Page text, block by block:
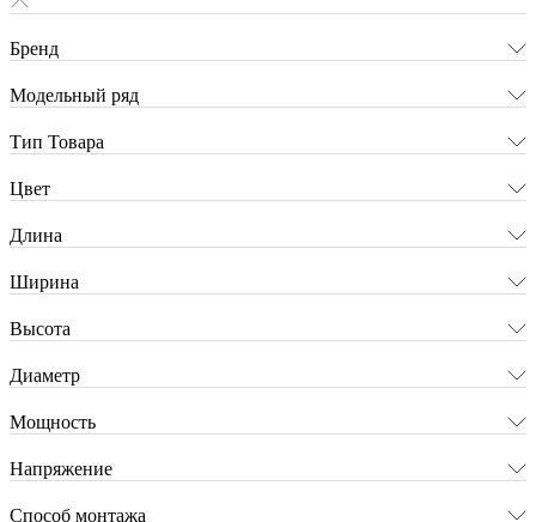
Бренд
Модельный ряд
Тип Товара
Цвет
Длина
Ширина
Высота
Диаметр
Мощность
Напряжение
Способ монтажа